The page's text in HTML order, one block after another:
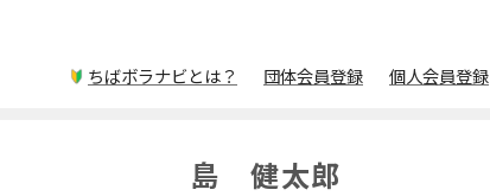
ちばボラナビとは？ 団体会員登録 個人会員登録
島 健太郎